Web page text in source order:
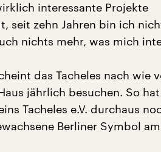
interessante Projekte
seit zehn Jahren bin ich
nichts mehr, was mich
das Tacheles nach wie
jährlich besuchen. So
Tacheles e.V. durchaus
Berliner Symbol